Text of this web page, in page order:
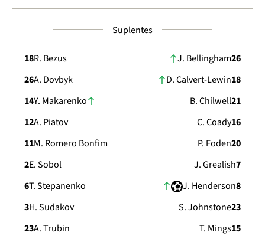
Suplentes
18R. Bezus
26A. Dovbyk
14Y. Makarenko
12A. Piatov
11M. Romero Bonfim
2E. Sobol
6T. Stepanenko
3H. Sudakov
23A. Trubin
26
J. Bellingham
18
D. Calvert-Lewin
21
B. Chilwell
16
C. Coady
20
P. Foden
7
J. Grealish
8
J. Henderson
23
S. Johnstone
15
T. Mings